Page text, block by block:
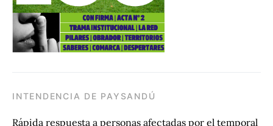
INTENDENCIA DE PAYSANDÚ
Rápida respuesta a personas afectadas por el temporal